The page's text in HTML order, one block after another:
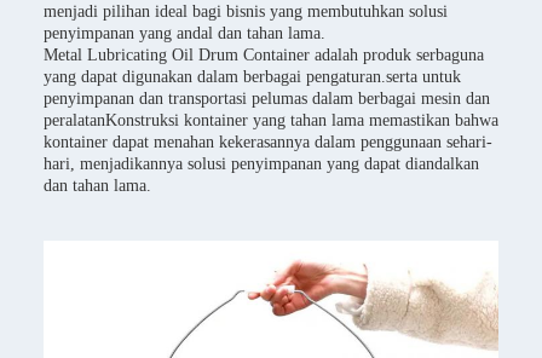
menjadi pilihan ideal bagi bisnis yang membutuhkan solusi
penyimpanan yang andal dan tahan lama.
Metal Lubricating Oil Drum Container adalah produk serbaguna
yang dapat digunakan dalam berbagai pengaturan.serta untuk
penyimpanan dan transportasi pelumas dalam berbagai mesin dan
peralatanKonstruksi kontainer yang tahan lama memastikan bahwa
kontainer dapat menahan kekerasannya dalam penggunaan sehari-
hari, menjadikannya solusi penyimpanan yang dapat diandalkan
dan tahan lama.